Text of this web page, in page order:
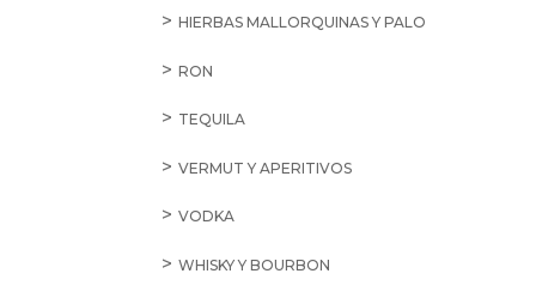
HIERBAS MALLORQUINAS Y PALO
RON
TEQUILA
VERMUT Y APERITIVOS
VODKA
WHISKY Y BOURBON